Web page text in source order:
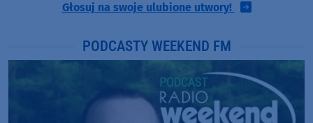
Głosuj na swoje ulubione utwory!
PODCASTY WEEKEND FM